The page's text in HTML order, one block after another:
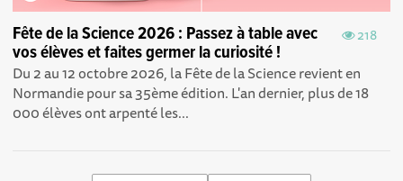
218
Fête de la Science 2026 : Passez à table avec
vos élèves et faites germer la curiosité !
Du 2 au 12 octobre 2026, la Fête de la Science revient en
Normandie pour sa 35ème édition. L'an dernier, plus de 18
000 élèves ont arpenté les...